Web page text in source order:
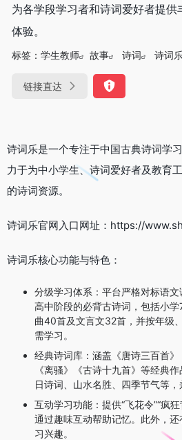
为各学段学习者和诗词爱好者提供
体验。
标签： 学生教师 故事 诗词 诗词
链接直达
诗词乐是一个专注于中国古典诗词学
力于为中小学生、诗词爱好者及教育
的诗词资源。
诗词乐官网入口网址：https://
诗词乐核心功能与特色：
分级学习体系：平台严格对标语
高中阶段的必背古诗词，包括小
曲40首及文言文32首，并按年级
需学习。
经典诗词库：涵盖《唐诗三百首》
《离骚》《古诗十九首》等经典
日诗词、山水名胜、四季节气等，
互动学习功能：提供“飞花令”“疯
通过趣味互动帮助记忆。此外，
习兴趣。